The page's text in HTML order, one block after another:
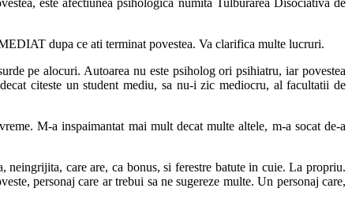
dupa ce ati terminat povestea. Va clarifica multe lucruri.
pe alocuri. Autoarea nu este psiholog ori psihiatru, iar povestea
citeste un student mediu, sa nu-i zic mediocru, al facultatii de
M-a inspaimantat mai mult decat multe altele, m-a socat de-a
neingrijita, care are, ca bonus, si ferestre batute in cuie. La propriu.
personaj care ar trebui sa ne sugereze multe. Un personaj care,